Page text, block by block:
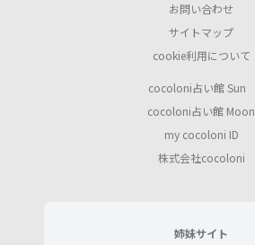
お問い合わせ
サイトマップ
cookie利用について
cocoloni占い館 Sun
cocoloni占い館 Moon
my cocoloni ID
株式会社cocoloni
姉妹サイト